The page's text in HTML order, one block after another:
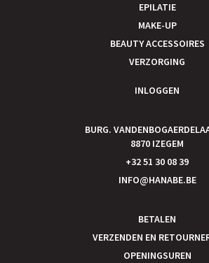
EPILATIE
MAKE-UP
BEAUTY ACCESSOIRES
VERZORGING
INLOGGEN
BURG.
8870 IZEGEM
+32 51 30 08 39
INFO@HANABE.BE
BETALEN
VERZENDEN EN
OPENINGSUREN